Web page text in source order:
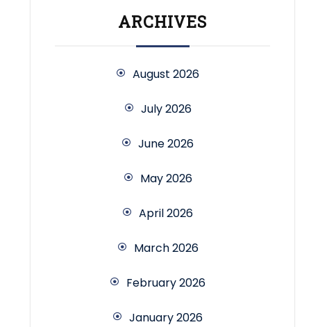
ARCHIVES
August 2026
July 2026
June 2026
May 2026
April 2026
March 2026
February 2026
January 2026